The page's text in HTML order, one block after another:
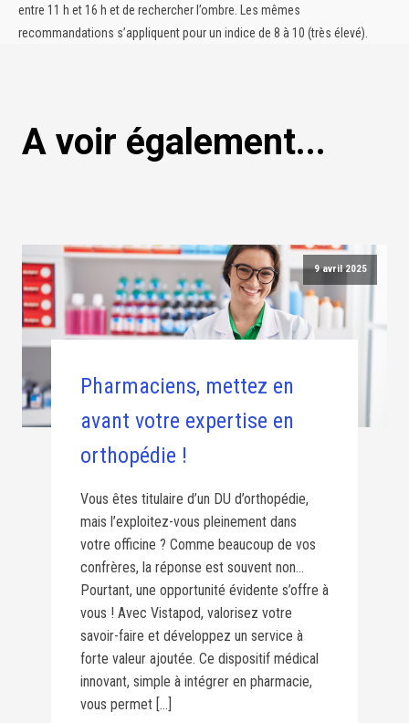
entre 11 h et 16 h et de rechercher l’ombre.
Les mêmes
recommandations s’appliquent pour un indice de 8 à 10 (très élevé).
A voir également...
9 avril 2025
Pharmaciens, mettez en
avant votre expertise en
orthopédie !
Vous êtes titulaire d’un DU d’orthopédie,
mais l’exploitez-vous pleinement dans
votre officine ? Comme beaucoup de vos
confrères, la réponse est souvent non…
Pourtant, une opportunité évidente s’offre à
vous ! Avec Vistapod, valorisez votre
savoir-faire et développez un service à
forte valeur ajoutée. Ce dispositif médical
innovant, simple à intégrer en pharmacie,
vous permet […]